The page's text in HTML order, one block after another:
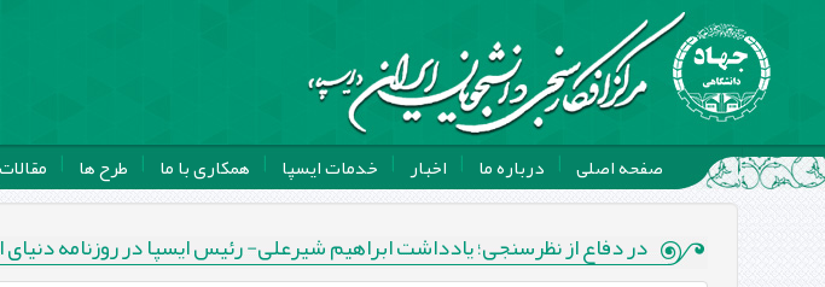
صفحه اصلی درباره ما اخبار خدمات ایسپا همکاری با ما طرح ها
در دفاع از نظرسنجی؛ یادداشت ابراهیم شیرعلی- رئیس ایسپا در روزنامه دنیای